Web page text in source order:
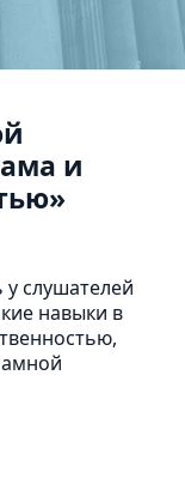
и
слушателей
навыки в